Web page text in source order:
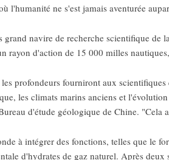
l'humanité ne s'est jamais aventurée
navire de recherche scientifique de
rayon d'action de 15 000 milles
profondeurs fourniront aux
les climats marins anciens et
d'étude géologique de Chine.
à intégrer des fonctions, telles que le
d'hydrates de gaz naturel. Après deux